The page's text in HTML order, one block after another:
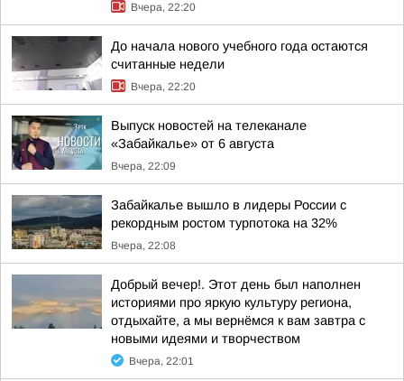
Вчера, 22:20
До начала нового учебного года остаются
считанные недели
Вчера, 22:20
Выпуск новостей на телеканале
«Забайкалье» от 6 августа
Вчера, 22:09
Забайкалье вышло в лидеры России с
рекордным ростом турпотока на 32%
Вчера, 22:08
Добрый вечер!. Этот день был наполнен
историями про яркую культуру региона,
отдыхайте, а мы вернёмся к вам завтра с
новыми идеями и творчеством
Вчера, 22:01